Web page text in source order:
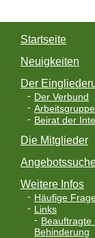
Startseite
Neuigkeiten
Der
Der Verbund
Beirat der
Die Mitglieder
Weitere Infos
Häufige
Links
Behinderung